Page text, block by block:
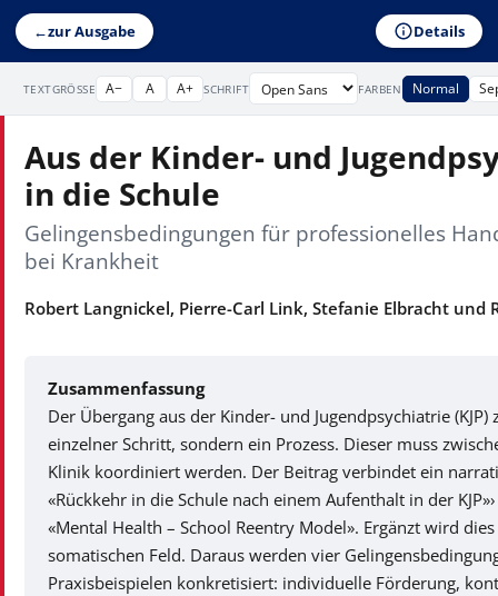
←zur Ausgabe Details
TEXTGRÖSSE A− A A+ SCHRIFT FARBEN Normal
Aus der Kinder- und
in die Schule
Gelingensbedingungen für professionelles
bei Krankheit
Robert Langnickel, Pierre-Carl Link, Stefanie Elbracht und
Zusammenfassung
Der Übergang aus der Kinder- und Jugendpsychiatrie
einzelner Schritt, sondern ein Prozess. Dieser muss
Klinik koordiniert werden. Der Beitrag verbindet ein
«Rückkehr in die Schule nach einem Aufenthalt in der
«Mental Health – School Reentry Model». Ergänzt wird
somatischen Feld. Daraus werden vier
Praxisbeispielen konkretisiert: individuelle Förderung,